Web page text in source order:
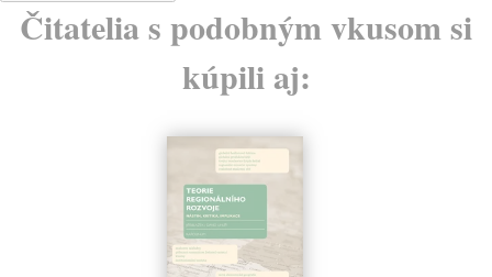
Čitatelia s podobným vkusom si
kúpili aj: